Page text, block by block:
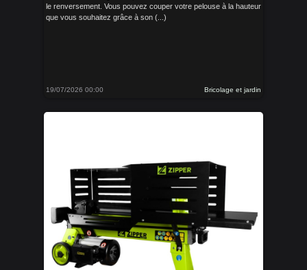
le renversement. Vous pouvez couper votre pelouse à la hauteur
que vous souhaitez grâce à son (...)
19/07/2026 00:00 Bricolage et jardin